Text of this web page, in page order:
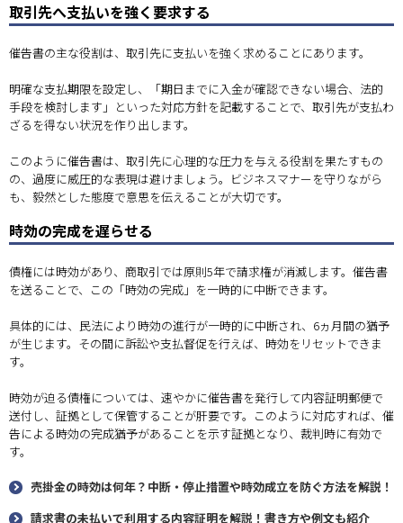
取引先へ支払いを強く要求する
催告書の主な役割は、取引先に支払いを強く求めることにあります。
明確な支払期限を設定し、「期日までに入金が確認できない場合、法的
手段を検討します」といった対応方針を記載することで、取引先が支払わ
ざるを得ない状況を作り出します。
このように催告書は、取引先に心理的な圧力を与える役割を果たすもの
の、過度に威圧的な表現は避けましょう。ビジネスマナーを守りながら
も、毅然とした態度で意思を伝えることが大切です。
時効の完成を遅らせる
債権には時効があり、商取引では原則5年で請求権が消滅します。催告書
を送ることで、この「時効の完成」を一時的に中断できます。
具体的には、民法により時効の進行が一時的に中断され、6ヵ月間の猶予
が生じます。その間に訴訟や支払督促を行えば、時効をリセットできま
す。
時効が迫る債権については、速やかに催告書を発行して内容証明郵便で
送付し、証拠として保管することが肝要です。このように対応すれば、催
告による時効の完成猶予があることを示す証拠となり、裁判時に有効で
す。
売掛金の時効は何年？中断・停止措置や時効成立を防ぐ方法を解説！
請求書の未払いで利用する内容証明を解説！書き方や例文も紹介